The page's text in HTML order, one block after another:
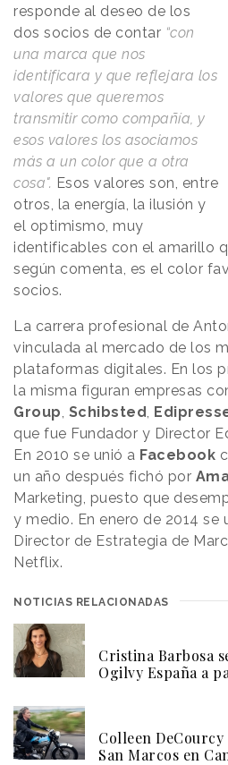
responde al deseo de los
dos socios de contar “con
una marca que nos
identificara y que reflejara los
valores que queremos
transmitir como compañía, y
esos valores los asociamos
más a un color que a otra
cosa". Esos valores son, entre
otros, la energía, la ilusión y
el optimismo, muy
identificables con el amarillo
según comenta, es el color
socios.
La carrera profesional de
vinculada al mercado de los
plataformas digitales. En los
la misma figuran empresas
Group Schibsted
que fue Fundador y Director
En 2010 se unió a Facebook
un año después fichó por
Marketing, puesto que
y medio. En enero de 2014 se
Director de Estrategia de
Netflix.
NOTICIAS RELACIONADAS
Cristina Barbosa
Ogilvy España a
Colleen
San Marcos en